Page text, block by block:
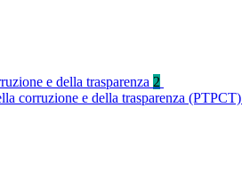
e della trasparenza 2
corruzione e della trasparenza (PTPCT)